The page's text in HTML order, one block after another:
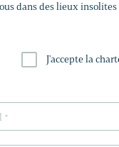
dans des lieux
J'accepte la